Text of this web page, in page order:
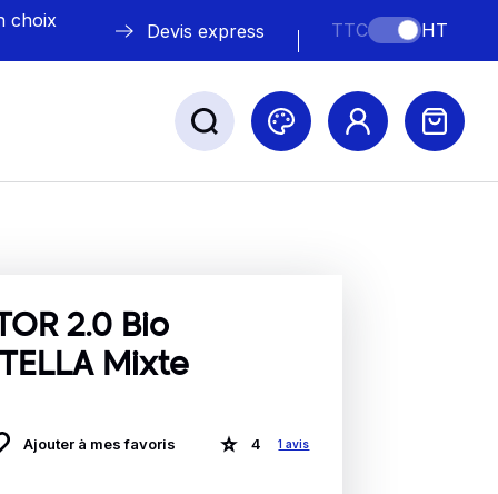
choix
Devis express TTC HT
Nos marques
2.0 Bio
Mixte
Ajouter à mes favoris 4 1 avis